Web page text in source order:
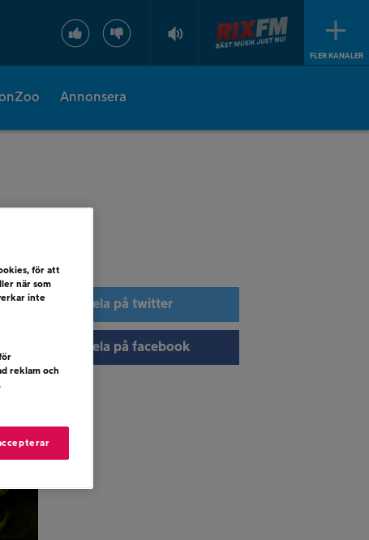
FLER KANALER
Annonsera
Dela på twitter
Dela på facebook
för att
när som
inte
reklam och